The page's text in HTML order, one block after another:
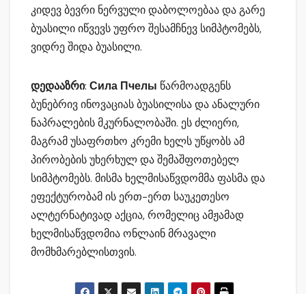
კიდევ ბევრი ნერვული დაბოლოებაა და გარე
ბუასილი იწვევს უფრო შესამჩნევ სიმპტომებს,
ვიდრე შიდა ბუასილი.
დედააზრი: Сила Пчелы წარმოადგენს
ბუნებრივ ინოვაციას ბუასილისა და ანალური
ნაპრალების მკურნალობაში. ეს ძლიერი,
მაგრამ უსაფრთხო კრემი ხელს უწყობს ამ
პირობების უხერხულ და შემაშფოთებელ
სიმპტომებს. მისმა ხელმისაწვდომმა ფასმა და
ეფექტურობამ ის ერთ-ერთ საუკეთესო
ალტერნატივად აქცია, რომელიც ამჟამად
ხელმისაწვდომია ონლაინ მრავალი
მომხმარებლისთვის.